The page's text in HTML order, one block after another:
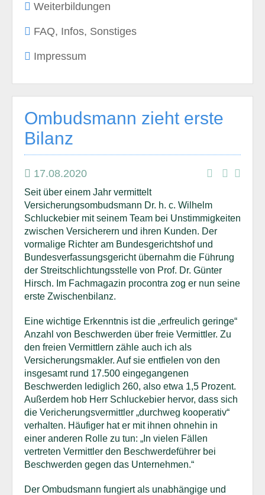
Weiterbildungen
FAQ, Infos, Sonstiges
Impressum
Ombudsmann zieht erste
Bilanz
17.08.2020
Seit über einem Jahr vermittelt
Versicherungsombudsmann Dr. h. c. Wilhelm
Schluckebier mit seinem Team bei Unstimmigkeiten
zwischen Versicherern und ihren Kunden. Der
vormalige Richter am Bundesgerichtshof und
Bundesverfassungsgericht übernahm die Führung
der Streitschlichtungsstelle von Prof. Dr. Günter
Hirsch. Im Fachmagazin procontra zog er nun seine
erste Zwischenbilanz.
Eine wichtige Erkenntnis ist die „erfreulich geringe“
Anzahl von Beschwerden über freie Vermittler. Zu
den freien Vermittlern zähle auch ich als
Versicherungsmakler. Auf sie entfielen von den
insgesamt rund 17.500 eingegangenen
Beschwerden lediglich 260, also etwa 1,5 Prozent.
Außerdem hob Herr Schluckebier hervor, dass sich
die Vericherungsvermittler „durchweg kooperativ“
verhalten. Häufiger hat er mit ihnen ohnehin in
einer anderen Rolle zu tun: „In vielen Fällen
vertreten Vermittler den Beschwerdeführer bei
Beschwerden gegen das Unternehmen.“
Der Ombudsmann fungiert als unabhängige und